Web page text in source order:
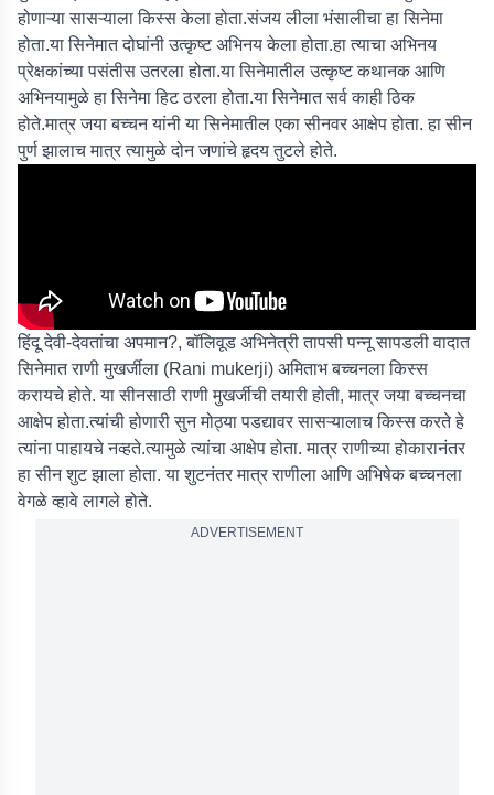
होणाऱ्या सासऱ्याला किस्स केला होता.संजय लीला भंसालीचा हा सिनेमा
होता.या सिनेमात दोघांनी उत्कृष्ट अभिनय केला होता.हा त्याचा अभिनय
प्रेक्षकांच्या पसंतीस उतरला होता.या सिनेमातील उत्कृष्ट कथानक आणि
अभिनयामुळे हा सिनेमा हिट ठरला होता.या सिनेमात सर्व काही ठिक
होते.मात्र जया बच्चन यांनी या सिनेमातील एका सीनवर आक्षेप होता. हा सीन
पुर्ण झालाच मात्र त्यामुळे दोन जणांचे हृदय तुटले होते.
हिंदू देवी-देवतांचा अपमान?, बॉलिवूड अभिनेत्री तापसी पन्नू सापडली वादात
सिनेमात राणी मुखर्जीला (Rani mukerji) अमिताभ बच्चनला किस्स
करायचे होते. या सीनसाठी राणी मुखर्जीची तयारी होती, मात्र जया बच्चनचा
आक्षेप होता.त्यांची होणारी सुन मोठ्या पडद्यावर सासऱ्यालाच किस्स करते हे
त्यांना पाहायचे नव्हते.त्यामुळे त्यांचा आक्षेप होता. मात्र राणीच्या होकारानंतर
हा सीन शुट झाला होता. या शुटनंतर मात्र राणीला आणि अभिषेक बच्चनला
वेगळे व्हावे लागले होते.
ADVERTISEMENT